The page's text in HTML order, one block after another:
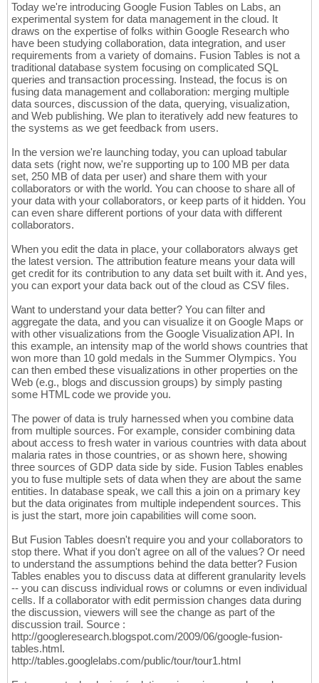
Today we're introducing Google Fusion Tables on Labs, an
experimental system for data management in the cloud. It
draws on the expertise of folks within Google Research who
have been studying collaboration, data integration, and user
requirements from a variety of domains. Fusion Tables is not a
traditional database system focusing on complicated SQL
queries and transaction processing. Instead, the focus is on
fusing data management and collaboration: merging multiple
data sources, discussion of the data, querying, visualization,
and Web publishing. We plan to iteratively add new features to
the systems as we get feedback from users.
In the version we're launching today, you can upload tabular
data sets (right now, we're supporting up to 100 MB per data
set, 250 MB of data per user) and share them with your
collaborators or with the world. You can choose to share all of
your data with your collaborators, or keep parts of it hidden. You
can even share different portions of your data with different
collaborators.
When you edit the data in place, your collaborators always get
the latest version. The attribution feature means your data will
get credit for its contribution to any data set built with it. And yes,
you can export your data back out of the cloud as CSV files.
Want to understand your data better? You can filter and
aggregate the data, and you can visualize it on Google Maps or
with other visualizations from the Google Visualization API. In
this example, an intensity map of the world shows countries that
won more than 10 gold medals in the Summer Olympics. You
can then embed these visualizations in other properties on the
Web (e.g., blogs and discussion groups) by simply pasting
some HTML code we provide you.
The power of data is truly harnessed when you combine data
from multiple sources. For example, consider combining data
about access to fresh water in various countries with data about
malaria rates in those countries, or as shown here, showing
three sources of GDP data side by side. Fusion Tables enables
you to fuse multiple sets of data when they are about the same
entities. In database speak, we call this a join on a primary key
but the data originates from multiple independent sources. This
is just the start, more join capabilities will come soon.
But Fusion Tables doesn't require you and your collaborators to
stop there. What if you don't agree on all of the values? Or need
to understand the assumptions behind the data better? Fusion
Tables enables you to discuss data at different granularity levels
-- you can discuss individual rows or columns or even individual
cells. If a collaborator with edit permission changes data during
the discussion, viewers will see the change as part of the
discussion trail. Source :
http://googleresearch.blogspot.com/2009/06/google-fusion-
tables.html.
http://tables.googlelabs.com/public/tour/tour1.html